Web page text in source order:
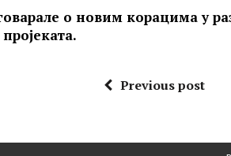
о новим корацима у
Previous post